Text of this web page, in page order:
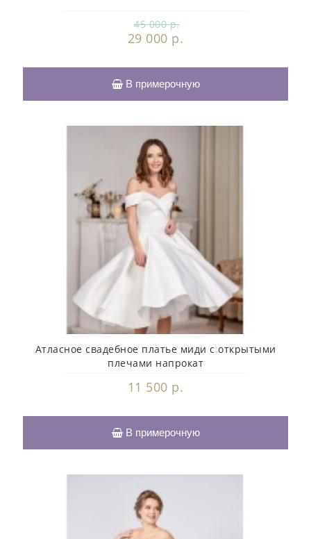
45 000 р.
29 000 р.
В примерочную
Атласное свадебное платье миди с открытыми
плечами напрокат
11 500 р.
В примерочную